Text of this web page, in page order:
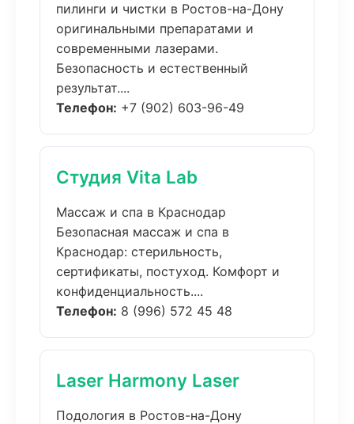
пилинги и чистки в Ростов-на-Дону
оригинальными препаратами и
современными лазерами.
Безопасность и естественный
результат....
Телефон: +7 (902) 603-96-49
Студия Vita Lab
Массаж и спа в Краснодар
Безопасная массаж и спа в
Краснодар: стерильность,
сертификаты, постуход. Комфорт и
конфиденциальность....
Телефон: 8 (996) 572 45 48
Laser Harmony Laser
Подология в Ростов-на-Дону